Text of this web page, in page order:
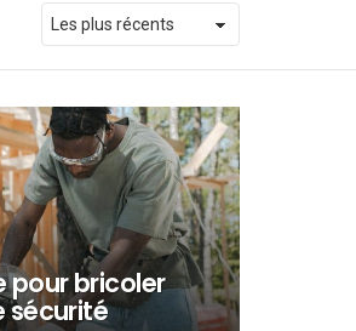
pour bricoler
sécurité